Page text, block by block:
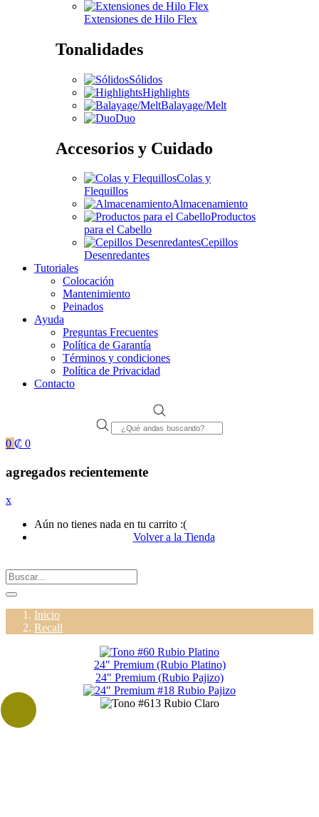
Extensiones de Hilo Flex
Tonalidades
Sólidos
Highlights
Balayage/Melt
Duo
Accesorios y Cuidado
Colas y
Flequillos
Almacenamiento
Productos
para el Cabello
Cepillos
Desenredantes
Tutoriales
Colocación
Mantenimiento
Peinados
Ayuda
Preguntas Frecuentes
Política de Garantía
Términos y condiciones
Política de Privacidad
Contacto
Products
search
0 ₡ 0
agregados recientemente
x
Aún no tienes nada en tu carrito :(
Volver a la Tienda
Inicio
Recall
24" Premium (Rubio Platino)
24" Premium (Rubio Pajizo)